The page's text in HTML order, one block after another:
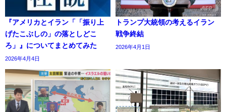
『アメリカとイラン「「振り上
げたこぶしの」の落としどこ
ろ」』についてまとめてみた
2026年4月4日
トランプ大統領の考えるイラン
戦争終結
2026年4月1日